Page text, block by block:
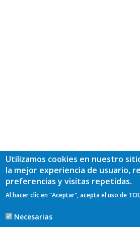
Utilizamos cookies en nuestro
la mejor experiencia de usuario,
preferencias y visitas repetidas.
Al hacer clic en "Aceptar", acepta el uso de
Necesarias